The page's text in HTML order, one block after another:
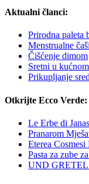
Aktualni članci:
Prirodna paleta
Menstrualne
Čišćenje dimom
Sretni u
Prikupljanje
Otkrijte Ecco Verde:
Le Erbe di Janas
Pranarom
Eterea
Pasta za zube
UND GRETEL